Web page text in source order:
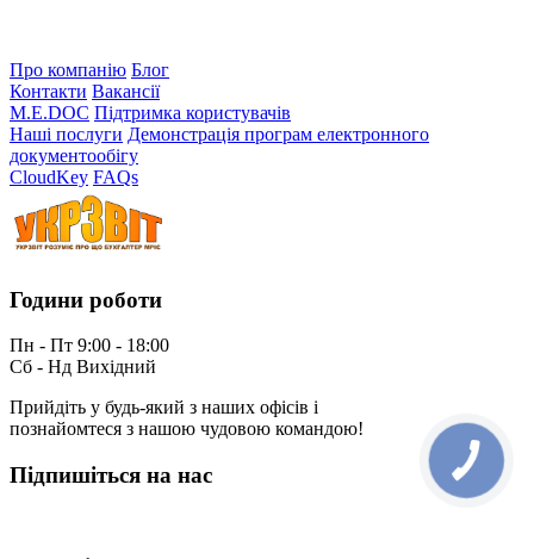
Про компанію Блог
Контакти Вакансії
M.E.DOC Підтримка користувачів
Наші послуги Демонстрація програм електронного
документообігу
CloudKey FAQs
Години роботи
Пн - Пт 9:00 - 18:00
Сб - Нд Вихідний
Прийдіть у будь-який з наших офісів і
познайомтеся з нашою чудовою командою!
Підпишіться на нас